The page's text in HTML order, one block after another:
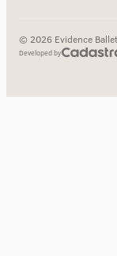
© 2026 Evidence
Developed by